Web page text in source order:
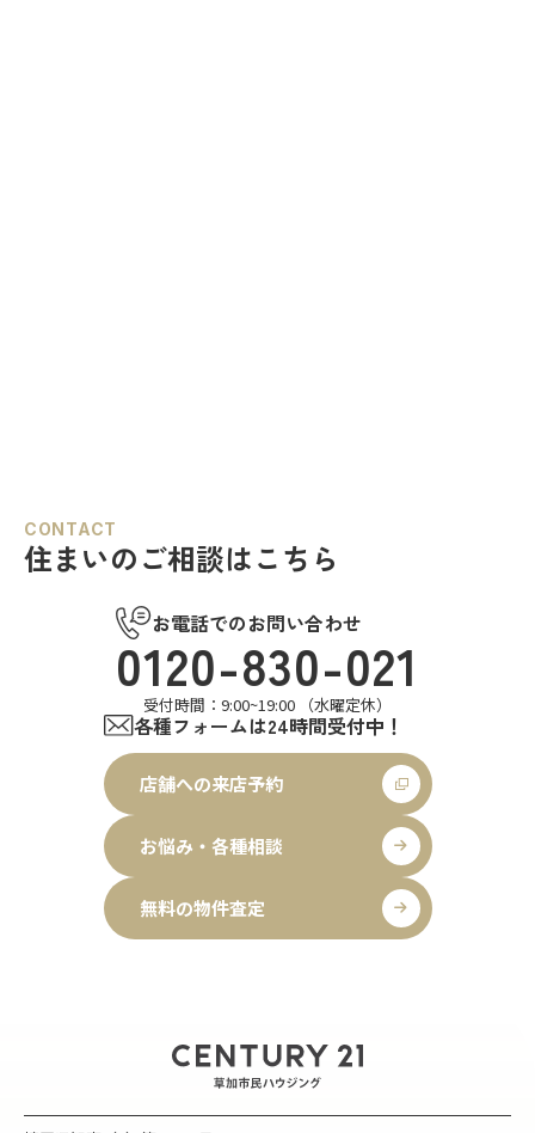
CONTACT
住まいのご相談はこちら
お電話でのお問い合わせ
0120-830-021
受付時間：9:00~19:00 （水曜定休）
各種フォームは24時間受付中！
店舗への来店予約
お悩み・各種相談
無料の物件査定